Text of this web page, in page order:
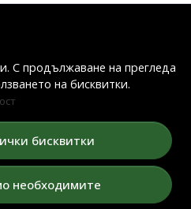
С продължаване на прегледа
на бисквитки.
бисквитки
необходимите